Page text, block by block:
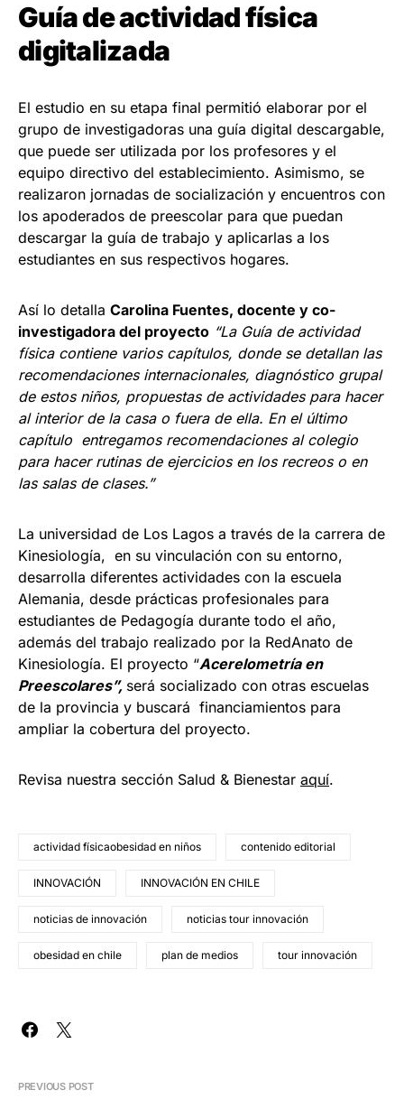
Guía de actividad física
digitalizada
El estudio en su etapa final permitió elaborar por el
grupo de investigadoras una guía digital descargable,
que puede ser utilizada por los profesores y el
equipo directivo del establecimiento. Asimismo, se
realizaron jornadas de socialización y encuentros con
los apoderados de preescolar para que puedan
descargar la guía de trabajo y aplicarlas a los
estudiantes en sus respectivos hogares.
Así lo detalla Carolina Fuentes, docente y co-
investigadora del proyecto “La Guía de actividad
física contiene varios capítulos, donde se detallan las
recomendaciones internacionales, diagnóstico grupal
de estos niños, propuestas de actividades para hacer
al interior de la casa o fuera de ella. En el último
capítulo entregamos recomendaciones al colegio
para hacer rutinas de ejercicios en los recreos o en
las salas de clases.”
La universidad de Los Lagos a través de la carrera de
Kinesiología, en su vinculación con su entorno,
desarrolla diferentes actividades con la escuela
Alemania, desde prácticas profesionales para
estudiantes de Pedagogía durante todo el año,
además del trabajo realizado por la RedAnato de
Kinesiología. El proyecto “Acerelometría en
Preescolares”, será socializado con otras escuelas
de la provincia y buscará financiamientos para
ampliar la cobertura del proyecto.
Revisa nuestra sección Salud & Bienestar aquí.
actividad físicaobesidad en niños contenido editorial
INNOVACIÓN INNOVACIÓN EN CHILE
noticias de innovación noticias tour innovación
obesidad en chile plan de medios tour innovación
PREVIOUS POST